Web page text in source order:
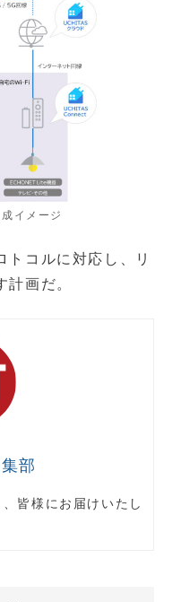
イメージ
トコルに対応し、リ
画だ。
部
皆様にお届けいたし